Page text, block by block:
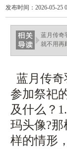
发布时间：2026-05-25
蓝月传奇
就不用再
蓝月传
参加祭祀
及什么？
玛头像?
样的情形